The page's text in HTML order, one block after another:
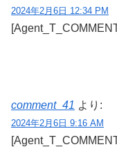
2024年2月6日 12:34 PM
comment_41 より:
2024年2月6日 9:16 AM